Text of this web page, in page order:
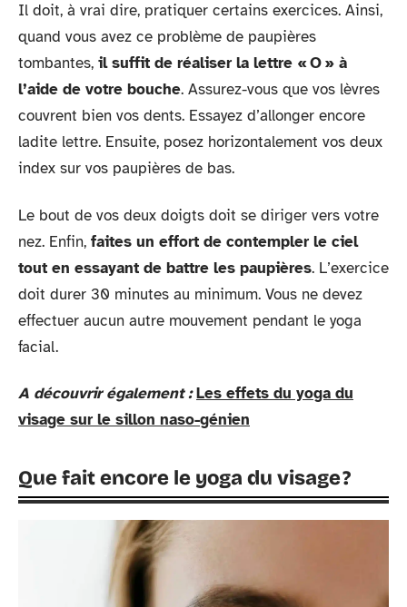
Il doit, à vrai dire, pratiquer certains exercices. Ainsi,
quand vous avez ce problème de paupières
tombantes, il suffit de réaliser la lettre « O » à
l’aide de votre bouche. Assurez-vous que vos lèvres
couvrent bien vos dents. Essayez d’allonger encore
ladite lettre. Ensuite, posez horizontalement vos deux
index sur vos paupières de bas.
Le bout de vos deux doigts doit se diriger vers votre
nez. Enfin, faites un effort de contempler le ciel
tout en essayant de battre les paupières. L’exercice
doit durer 30 minutes au minimum. Vous ne devez
effectuer aucun autre mouvement pendant le yoga
facial.
A découvrir également : Les effets du yoga du
visage sur le sillon naso-génien
Que fait encore le yoga du visage ?